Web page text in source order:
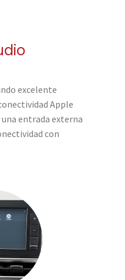
excelente
Apple
entrada externa
con